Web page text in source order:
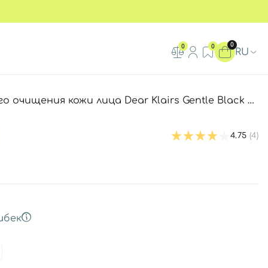
0 0 0
RU
кожи лица Dear Klairs Gentle Black Facial Cleanser
4.75 (4)